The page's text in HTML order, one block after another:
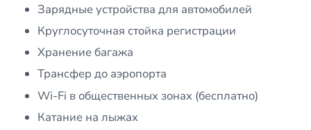
Зарядные устройства для автомобилей
Круглосуточная стойка регистрации
Хранение багажа
Трансфер до аэропорта
Wi-Fi в общественных зонах (бесплатно)
Катание на лыжах